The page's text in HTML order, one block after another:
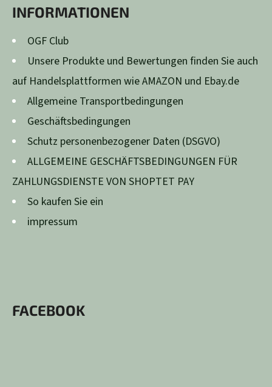
INFORMATIONEN
OGF Club
Unsere Produkte und Bewertungen finden Sie auch
auf Handelsplattformen wie AMAZON und Ebay.de
Allgemeine Transportbedingungen
Geschäftsbedingungen
Schutz personenbezogener Daten (DSGVO)
ALLGEMEINE GESCHÄFTSBEDINGUNGEN FÜR
ZAHLUNGSDIENSTE VON SHOPTET PAY
So kaufen Sie ein
impressum
FACEBOOK